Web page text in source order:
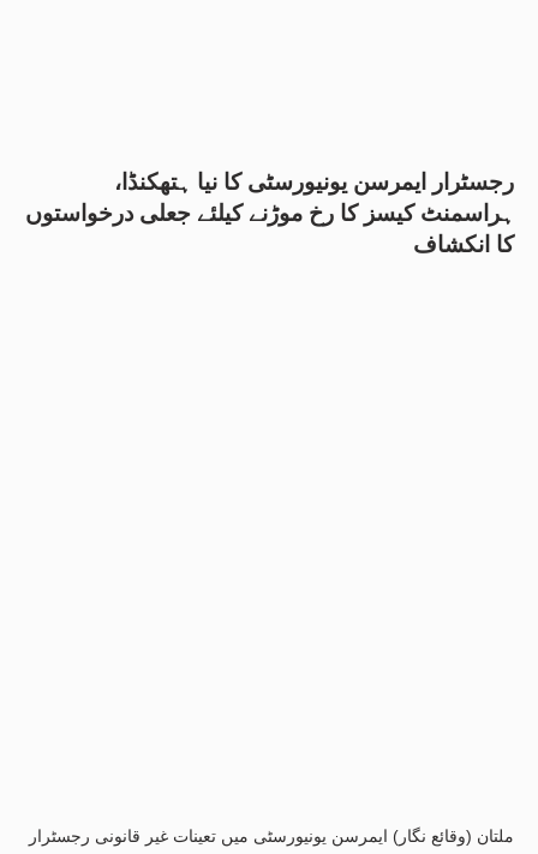
رجسٹرار ایمرسن یونیورسٹی کا نیا ہتھکنڈا،
ہراسمنٹ کیسز کا رخ موڑنے کیلئے جعلی درخواستوں
کا انکشاف
ملتان (وقائع نگار) ایمرسن یونیورسٹی میں تعینات غیر قانونی رجسٹرار